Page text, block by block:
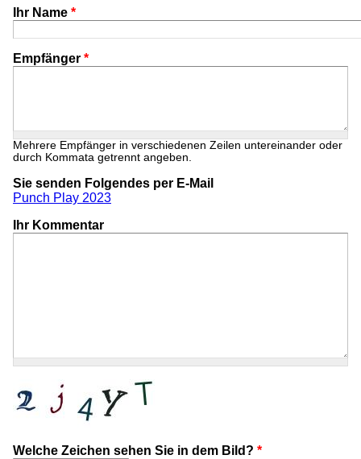
Ihr Name *
Empfänger *
Mehrere Empfänger in verschiedenen Zeilen untereinander oder
durch Kommata getrennt angeben.
Sie senden Folgendes per E-Mail
Punch Play 2023
Ihr Kommentar
Welche Zeichen sehen Sie in dem Bild? *